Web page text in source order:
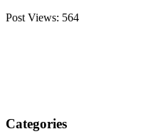
Post Views: 564
Categories